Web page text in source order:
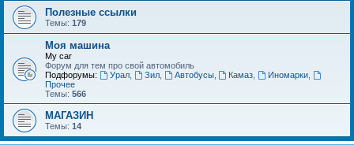
Полезные ссылки
Темы: 179
Моя машина
My car
Форум для тем про свой автомобиль
Подфорумы:
Урал, Зил, Автобусы, Камаз Иномарки
Прочее
Темы: 566
МАГАЗИН
Темы: 14